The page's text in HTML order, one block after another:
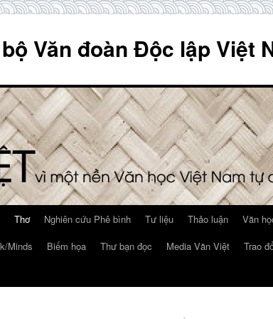
Văn đoàn Độc lập Việt
Thơ Nghiên cứu Phê bình Tư liệu Thảo luận Văn
Minds Biếm họa Thư bạn đọc Media Văn Việt Trao